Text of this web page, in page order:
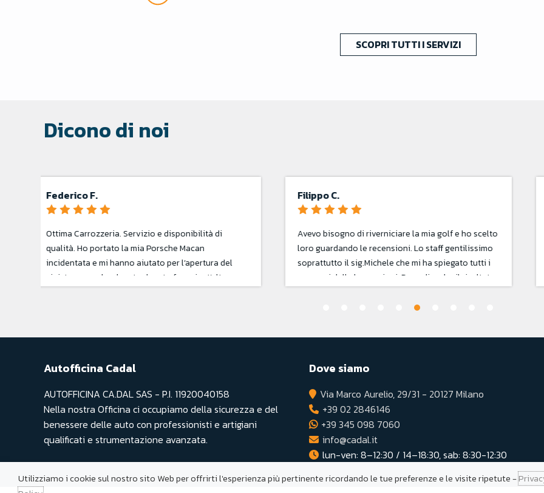
SCOPRI TUTTI I SERVIZI
Dicono di noi
Avevo bisogno di riverniciare la mia golf e ho scelto
loro guardando le recensioni. Lo staff gentilissimo
soprattutto il sig.Michele che mi ha spiegato tutti i
processi delle lavorazioni. Devo dire che il risultato
Filippo C.
super veloci e precisi
Simon U.
Autofficina Cadal
AUTOFFICINA CA.DAL SAS - P.I. 11920040158
Nella nostra Officina ci occupiamo della sicurezza e del
benessere delle auto con professionisti e artigiani
qualificati e strumentazione avanzata.
Dove siamo
Via Marco Aurelio, 29/31 - 20127 Milano
+39 02 2846146
+39 345 098 7060
info@cadal.it
lun-ven: 8–12:30 / 14–18:30, sab: 8:30-12:30
Utilizziamo i cookie sul nostro sito Web per offrirti l'esperienza più pertinente ricordando le tue preferenze e le visite ripetute -